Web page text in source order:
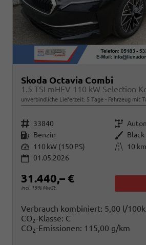
Skoda Octavia Combi
unverbindliche Lieferzeit: 5 Tage Fahrzeug mit
Fahrzeugnr. 33840 Getriebe
Kraftstoff Benzin Außenfarbe
Leistung 110 kW (150 PS) Kilometerstand
10 km
01.05.2026
31.440,– €
incl. 19% MwSt.
Verbrauch kombiniert: 5,00 l/
CO2-Klasse: C
CO2-Emissionen: 115,00 g/km